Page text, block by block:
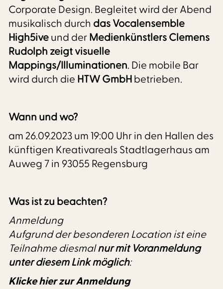
Corporate Design. Begleitet wird der Abend
musikalisch durch das Vocalensemble
High5iveund derMedienkünstlersClemens
Rudolph zeigt visuelle
Mappings/Illuminationen. Die mobile Bar
wird durch die HTW GmbHbetrieben.
Wann und wo?
am 26.09.2023 um 19:00 Uhr in den Hallen des
künftigen Kreativareals Stadtlagerhaus am
Auweg 7 in 93055 Regensburg
Was ist zu beachten?
Anmeldung
Aufgrund der besonderen Location ist eine
Teilnahme diesmalnur mit Voranmeldung
unter diesem Link möglich:
Klicke hier zur Anmeldung